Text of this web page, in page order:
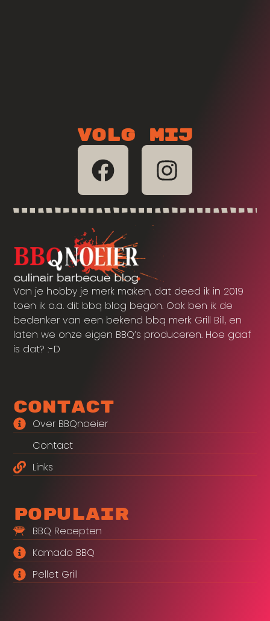
Volg mij
Van je hobby je merk maken, dat deed ik in 2019
toen ik o.a. dit bbq blog begon. Ook ben ik de
bedenker van een bekend bbq merk Grill Bill, en
laten we onze eigen BBQ’s produceren. Hoe gaaf
is dat? :-D
Contact
Over BBQnoeier
Contact
Links
Populair
BBQ Recepten
Kamado BBQ
Pellet Grill